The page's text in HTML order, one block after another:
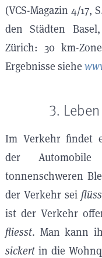
(VCS-Magazin 4/17,
den Städten
Zürich: 30 km-
Ergebnisse siehe
3.
Im Verkehr findet
der
tonnenschweren
der Verkehr sei
ist der Verkehr
fliesst. Man kann
sickert in die